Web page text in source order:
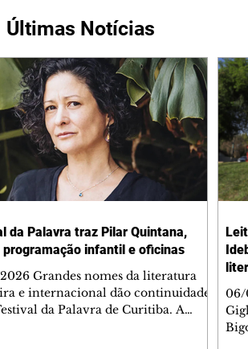
Últimas Notícias
da Palavra traz Pilar Quintana,
infantil e oficinas
Grandes nomes da literatura
e internacional dão continuidade
da Palavra de Curitiba. A
06/